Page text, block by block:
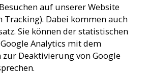
auf unserer Website
Tracking). Dabei kommen auch
Sie können der statistischen
Analytics mit dem
zur Deaktivierung von Google